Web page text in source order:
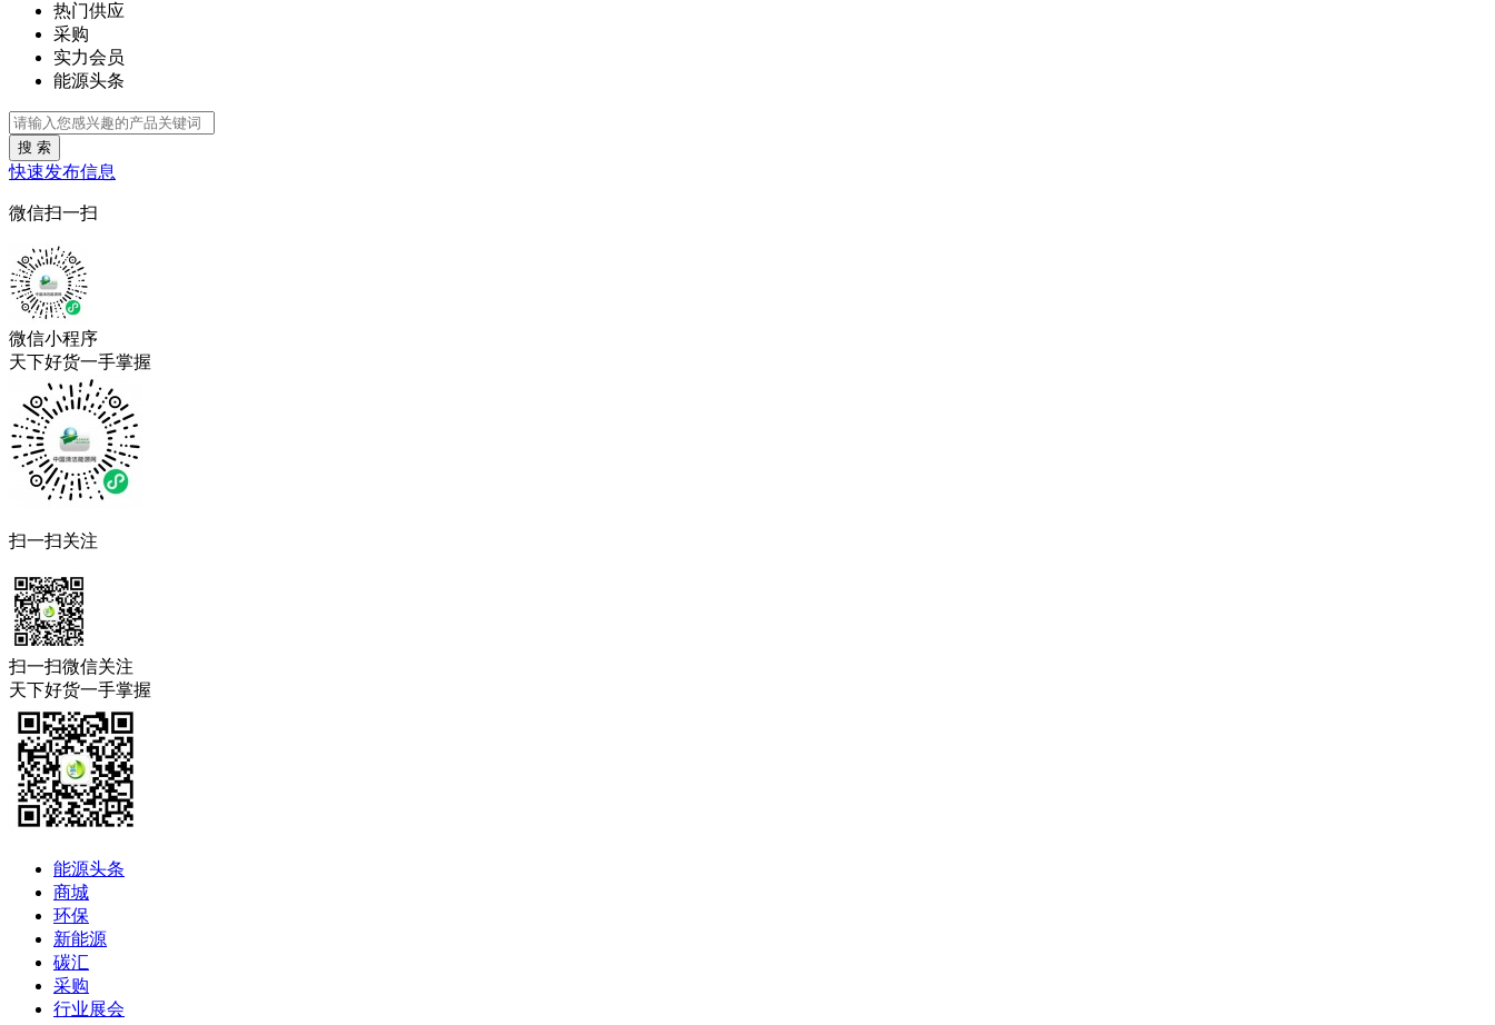
热门供应
采购
实力会员
能源头条
搜 索
快速发布信息
微信扫一扫
微信小程序
天下好货一手掌握
扫一扫关注
扫一扫微信关注
天下好货一手掌握
能源头条
商城
环保
新能源
碳汇
采购
行业展会